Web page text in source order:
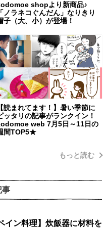
shopより新商品♪
「ノラネコぐんだん」なりきり
子（大、小）が登場！
【読まれてます！】暑い季節に
ッタリの記事がランクイン！
web 7月5日～11日の
間TOP5★
もっと読む
事
イン料理】炊飯器に材料を